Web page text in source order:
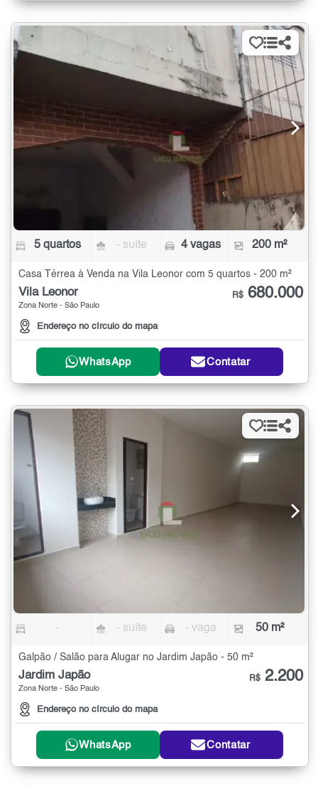
5 quartos - suíte 4 vagas 200 m²
Casa Térrea à Venda na Vila Leonor com 5 quartos - 200 m²
Vila Leonor
Zona Norte - São Paulo
Endereço no círculo do mapa
R$ 680.000
WhatsApp Contatar
- - suíte - vaga 50 m²
Galpão / Salão para Alugar no Jardim Japão - 50 m²
Jardim Japão
Zona Norte - São Paulo
Endereço no círculo do mapa
R$ 2.200
WhatsApp Contatar